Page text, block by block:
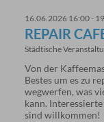
16.06.2026 16:00 -
REPAIR
Städtische
Von der
Bestes um es zu
wegwerfen, was
kann.
sind willkommen!